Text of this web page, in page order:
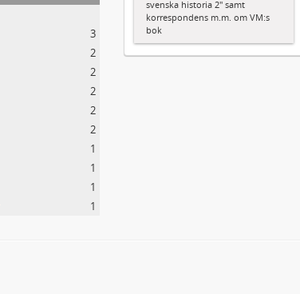
3
2
2
2
2
2
1
1
1
1
svenska historia 2" samt
korrespondens m.m. om VM:s
bok